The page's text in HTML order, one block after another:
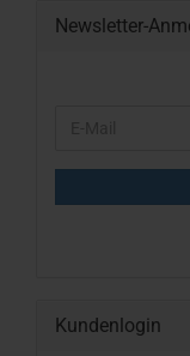
Newsletter-
NEWSLETTER-
Kundenlogin